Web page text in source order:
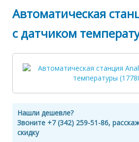
Автоматическая
с датчиком
Нашли дешевле?
Звоните +7 (342) 259-51-86,
скидку